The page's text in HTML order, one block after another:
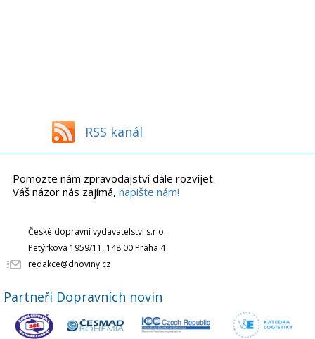
RSS kanál
Pomozte nám zpravodajství dále rozvíjet.
Váš názor nás zajímá, napište nám!
České dopravní vydavatelství s.r.o.
Petýrkova 1959/11, 148 00 Praha 4
redakce@dnoviny.cz
Partneři Dopravních novin